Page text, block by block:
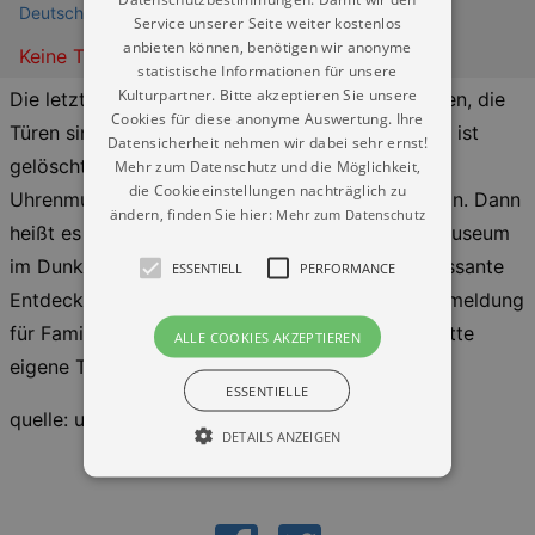
Deutsches Uhrenmuseum Glashütte
Keine Termine
Die letzten Besucher haben das Museum verlassen, die
Türen sind geschlossen, das Licht in den Räumen ist
gelöscht. Am Vorabend zu Halloween lädt das
Uhrenmuseum zu einer Taschenlampenführung ein. Dann
heißt es wieder: Taschenlampe einpacken, das Museum
im Dunkeln erkunden und dabei so manch interessante
Entdeckung machen. Die Führung ist nach Voranmeldung
für Familien mit Kindern ab 7 Jahren geeignet. Bitte
eigene Taschenlampen mitbringen!
quelle: uhrenmuseum-glashuette.com
Service unserer Seite weiter kostenlos
anbieten können, benötigen wir anonyme
statistische Informationen für unsere
Kulturpartner. Bitte akzeptieren Sie unsere
Cookies für diese anonyme Auswertung. Ihre
Datensicherheit nehmen wir dabei sehr ernst!
Mehr zum Datenschutz und die Möglichkeit,
die Cookieeinstellungen nachträglich zu
ändern, finden Sie hier: Mehr zum Datenschutz
ESSENTIELL PERFORMANCE
ALLE COOKIES AKZEPTIEREN
ESSENTIELLE
DETAILS ANZEIGEN
Essentiell Performance